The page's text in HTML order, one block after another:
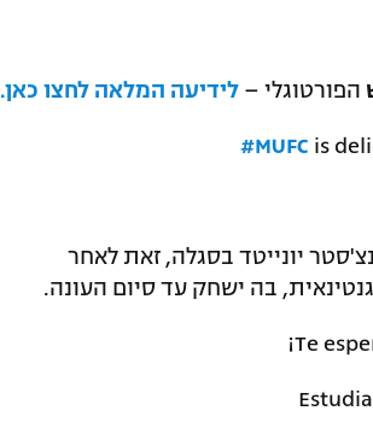
הפורטוגלי – לידיעה המלאה לחצו כאן.
#MUFC is
יונייטד בסגלה, זאת לאחר
¡Te